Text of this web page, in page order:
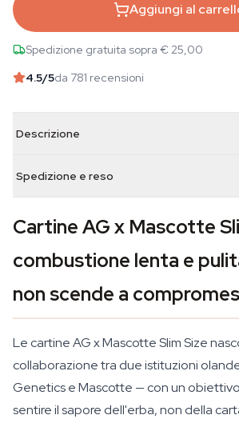
Aggiungi al
Spedizione gratuita sopra € 25,00
4.5/5da 781 recensioni
Descrizione
Spedizione e reso
Cartine AG x Mascotte
combustione lenta e
non scende a
Le cartine AG x Mascotte Slim Size
collaborazione tra due istituzioni
Genetics e Mascotte — con un
sentire il sapore dell'erba, non della